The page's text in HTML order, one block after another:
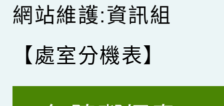
網站維護:資訊組
【處室分機表】